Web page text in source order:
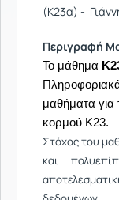
(Κ23α) -
Περιγραφή
Το μάθημα
μαθήματα
κορμού Κ23.
Στόχος του
και